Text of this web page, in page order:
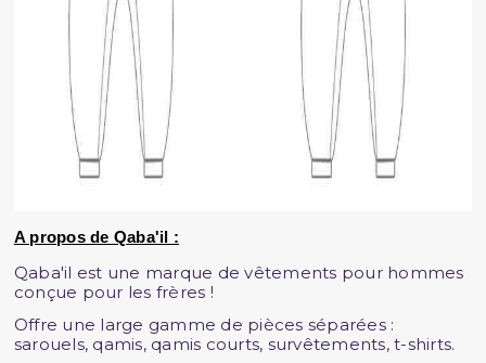
A propos de Qaba'il :
Qaba'il est une marque de vêtements pour hommes
conçue pour les frères !
Offre une large gamme de pièces séparées :
sarouels, qamis, qamis courts, survêtements, t-shirts.